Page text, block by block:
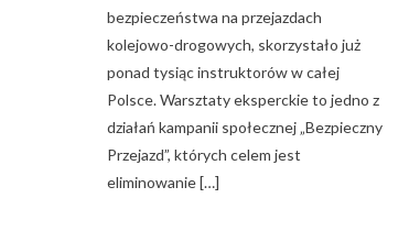
bezpieczeństwa na przejazdach
kolejowo-drogowych, skorzystało już
ponad tysiąc instruktorów w całej
Polsce. Warsztaty eksperckie to jedno z
działań kampanii społecznej „Bezpieczny
Przejazd”, których celem jest
eliminowanie […]